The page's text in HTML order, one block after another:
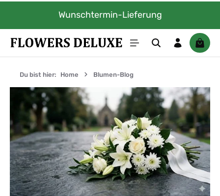
Zum Hauptinhalt springen Inklusive Gratis
Du bist hier: Home Blumen-Blog